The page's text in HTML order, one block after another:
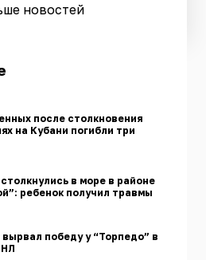
новостей
после столкновения
на Кубани погибли три
в море в районе
ребенок получил травмы
победу у “Торпедо” в